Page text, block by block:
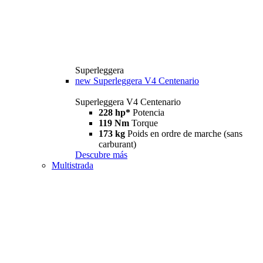
Superleggera
new Superleggera V4 Centenario
Superleggera V4 Centenario
228 hp* Potencia
119 Nm Torque
173 kg Poids en ordre de marche (sans
carburant)
Descubre más
Multistrada